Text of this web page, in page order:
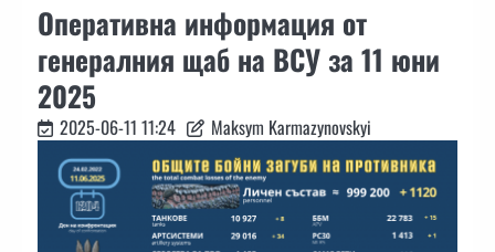
Оперативна информация от
генералния щаб на ВСУ за 11 юни
2025
2025-06-11 11:24 Maksym Karmazynovskyi